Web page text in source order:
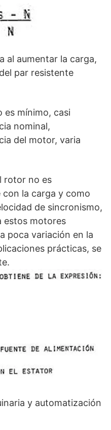
al aumentar la carga,
par resistente
es mínimo, casi
nominal,
del motor, varia
rotor no es
la carga y como
de sincronismo,
estos motores
poca variación en la
prácticas, se
y automatización